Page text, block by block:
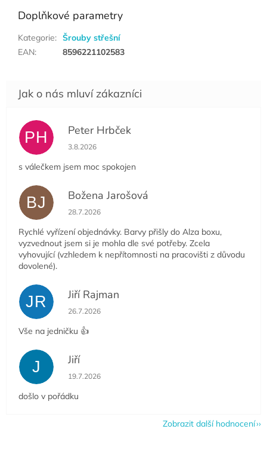
Doplňkové parametry
Kategorie: Šrouby střešní
EAN: 8596221102583
PH Peter Hrbček
Hodnocení obchodu je 5 z 5 hvězdiček.
3.8.2026
s válečkem jsem moc spokojen
BJ Božena Jarošová
Hodnocení obchodu je 5 z 5 hvězdiček.
28.7.2026
Rychlé vyřízení objednávky. Barvy přišly do Alza boxu,
vyzvednout jsem si je mohla dle své potřeby. Zcela
vyhovující (vzhledem k nepřítomnosti na pracovišti z důvodu
dovolené).
JR Jiří Rajman
Hodnocení obchodu je 5 z 5 hvězdiček.
26.7.2026
Vše na jedničku 👍
J Jiří
Hodnocení obchodu je 5 z 5 hvězdiček.
19.7.2026
došlo v pořádku
Zobrazit další hodnocení